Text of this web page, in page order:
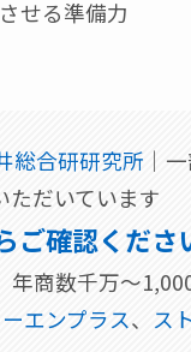
せる準備力
総合研研究所 ｜
ただいています
ご確認くださ
商数千万～1,000
エンプラス、 ス